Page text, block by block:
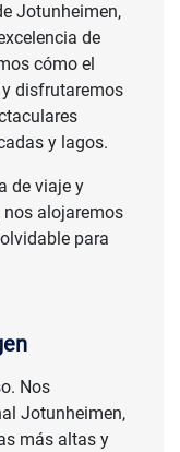
Jotunheimen,
de
cómo el
disfrutaremos
y lagos.
de viaje y
nos alojaremos
para
Nos
Jotunheimen,
más altas y